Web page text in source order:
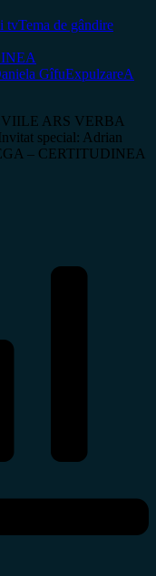
tvTema de gândire
GîfuExpulzareA
ARS VERBA
special: Adrian
– CERTITUDINEA